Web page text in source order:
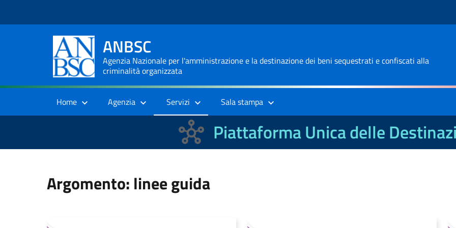
ANBSC
Agenzia Nazionale per l'amministrazione e la destinazione dei beni sequestrati e confiscati alla
criminalità organizzata
Home Agenzia Servizi Sala stampa
Piattaforma Unica delle
Argomento: linee guida